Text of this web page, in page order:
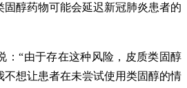
醇药物可能会延迟新冠肺炎患者的
：“由于存在这种风险，皮质类固醇
不想让患者在未尝试使用类固醇的情